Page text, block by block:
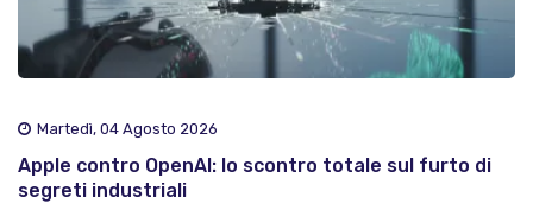
Martedì, 04 Agosto 2026
Apple contro OpenAI: lo scontro totale sul furto di
segreti industriali